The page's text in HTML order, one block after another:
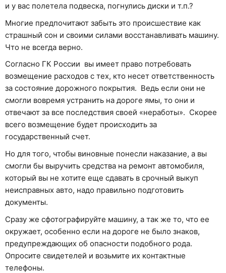
и у вас полетела подвеска, погнулись диски и т.п.?
Многие предпочитают забыть это происшествие как
страшный сон и своими силами восстанавливать машину.
Что не всегда верно.
Согласно ГК России вы имеет право потребовать
возмещение расходов с тех, кто несет ответственность
за состояние дорожного покрытия. Ведь если они не
смогли вовремя устранить на дороге ямы, то они и
отвечают за все последствия своей «неработы». Скорее
всего возмещение будет происходить за
государственный счет.
Но для того, чтобы виновные понесли наказание, а вы
смогли бы выручить средства на ремонт автомобиля,
который вы не хотите еще сдавать в срочный выкуп
неисправных авто, надо правильно подготовить
документы.
Сразу же сфотографируйте машину, а так же то, что ее
окружает, особенно если на дороге не было знаков,
предупреждающих об опасности подобного рода.
Опросите свидетелей и возьмите их контактные
телефоны.